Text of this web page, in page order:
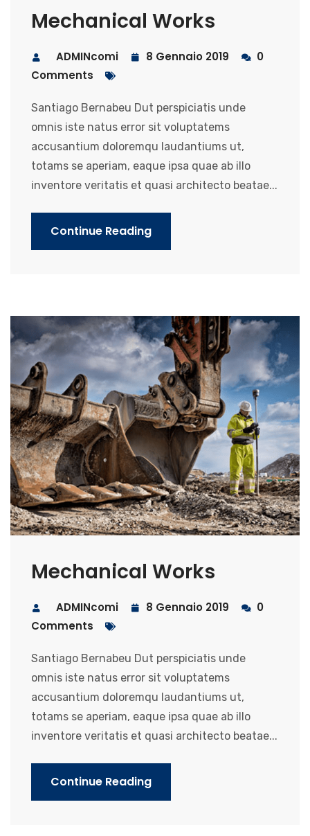
Mechanical Works
ADMINcomi 8 Gennaio 2019
0
Comments
Santiago Bernabeu Dut perspiciatis unde
omnis iste natus error sit voluptatems
accusantium doloremqu laudantiums ut,
totams se aperiam, eaque ipsa quae ab illo
inventore veritatis et quasi architecto beatae...
Continue Reading
Mechanical Works
ADMINcomi 8 Gennaio 2019
0
Comments
Santiago Bernabeu Dut perspiciatis unde
omnis iste natus error sit voluptatems
accusantium doloremqu laudantiums ut,
totams se aperiam, eaque ipsa quae ab illo
inventore veritatis et quasi architecto beatae...
Continue Reading